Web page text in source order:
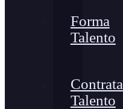
Forma
Talento
Contrata
Talento